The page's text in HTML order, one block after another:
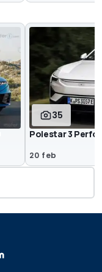
35
Polestar 3
20 feb